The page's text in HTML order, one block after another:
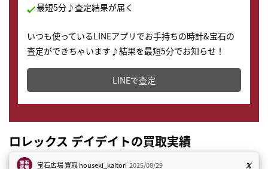
最短5分♪査定結果が届く
いつも使っているLINEアプリでお手持ちの時計&宝石の
査定ができちゃいます♪結果を最短5分でお知らせ！
どこからでもすぐに査定金額を知ることが出来ます。
LINEで査定
ロレックス デイデイトの買取実績
宝石広場 買取houseki_kaitori 2025/08/29